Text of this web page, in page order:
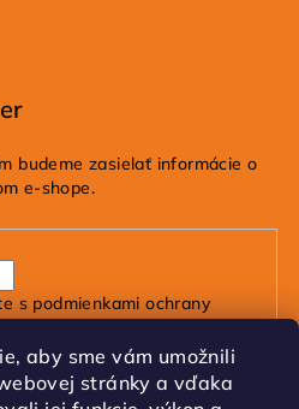
aby sme vám umožnili
stránky a vďaka
budeme zasielať informácie o
e-shope.
s podmienkami ochrany